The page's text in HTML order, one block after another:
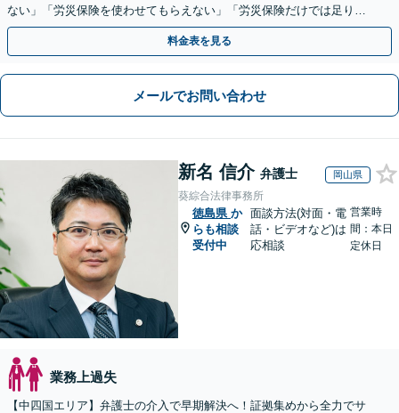
ない」「労災保険を使わせてもらえない」「労災保険だけでは足りな
い。損害賠償請求したい」など労働問題はお任せを。
料金表を見る
メールでお問い合わせ
新名 信介 弁護士 岡山県
葵綜合法律事務所
徳島県 か
らも相談
受付中
面談方法(対面・電
話・ビデオなど)は
応相談
営業時
間：本日
定休日
業務上過失
【中四国エリア】弁護士の介入で早期解決へ！証拠集めから全力でサ